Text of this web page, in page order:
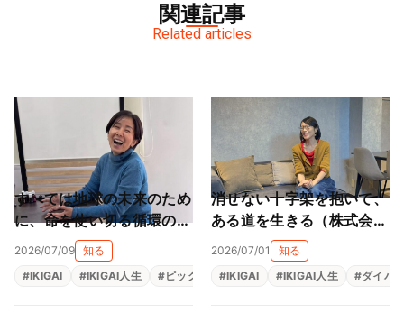
関連記事
Related articles
すべては地球の未来のため
に、命を使い切る循環の旅
（株式会社スター・フロー
レス 星子桜文）
2026/07/09 知る
#IKIGAI #IKIGAI人生 #ピックアップ #地域貢献 #源泉 #社会貢
消せない十字架を抱いて、
ある道を生きる（株式会社
ライフサカス 西部沙緒
2026/07/01
知る
#IKIGAI #IKIGAI人生 #ダイバ